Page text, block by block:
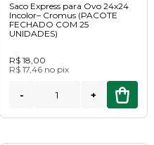
Saco Express para Ovo 24x24
Incolor– Cromus (PACOTE
FECHADO COM 25
UNIDADES)
R$ 18,00
R$ 17,46 no pix
- +